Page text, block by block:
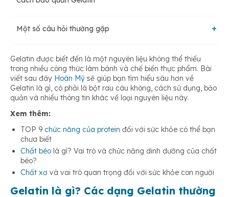
Đối tượng cân nhắc khi dùng Gelatin
Một số câu hỏi thường gặp
Gelatin có phải là bột rau câu không?
Gelatin có tác dụng gì khi làm bánh?
Gelatin được biết đến là một nguyên liệu không thể thiếu
trong nhiều công thức làm bánh và chế biến thực phẩm. Bài
viết sau đây Hoàn Mỹ sẽ giúp bạn tìm hiểu sâu hơn về
Gelatin là gì, có phải là bột rau câu không, cách sử dụng, bảo
quản và nhiều thông tin khác về loại nguyên liệu này.
Xem thêm:
TOP 9 chức năng của protein đối với sức khỏe có thể bạn
chưa biết
Chất béo là gì? Vai trò và chức năng dinh dưỡng của chất
béo?
Chất xơ và vai trò quan trọng đối với sức khỏe con người
Gelatin là gì? Các dạng Gelatin thường